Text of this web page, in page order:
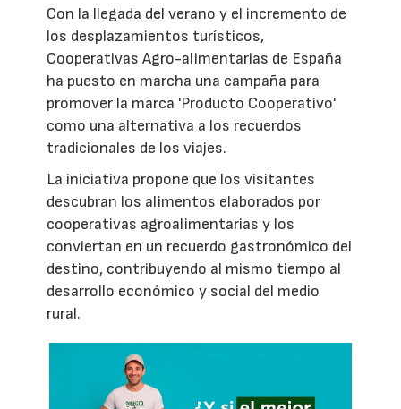
Con la llegada del verano y el incremento de
los desplazamientos turísticos,
Cooperativas Agro-alimentarias de España
ha puesto en marcha una campaña para
promover la marca 'Producto Cooperativo'
como una alternativa a los recuerdos
tradicionales de los viajes.
La iniciativa propone que los visitantes
descubran los alimentos elaborados por
cooperativas agroalimentarias y los
conviertan en un recuerdo gastronómico del
destino, contribuyendo al mismo tiempo al
desarrollo económico y social del medio
rural.